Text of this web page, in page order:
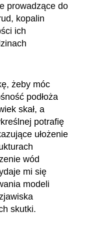
prowadzące do
kopalin
ich
żeby móc
podłoża
skał, a
potrafię
ułożenie
wód
mi się
modeli
skutki.